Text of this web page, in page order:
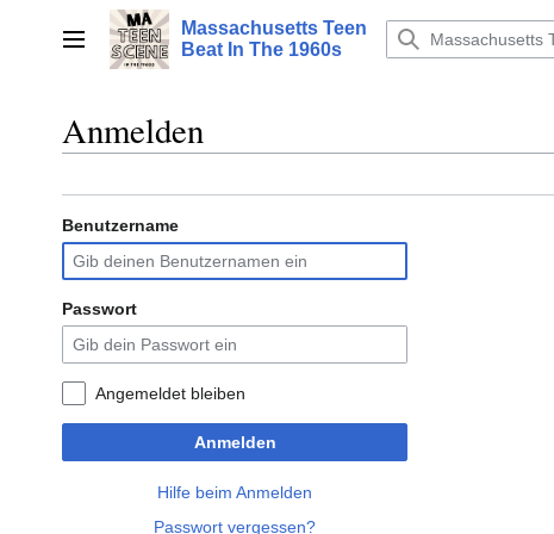
springenHauptmenü
Massachusetts Teen
Beat In The 1960s
Anmelden
Benutzername
Passwort
Angemeldet bleiben
Anmelden
Hilfe beim Anmelden
Passwort vergessen?